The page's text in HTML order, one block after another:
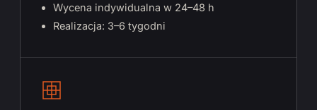
Wycena indywidualna w 24–48 h
Realizacja: 3–6 tygodni